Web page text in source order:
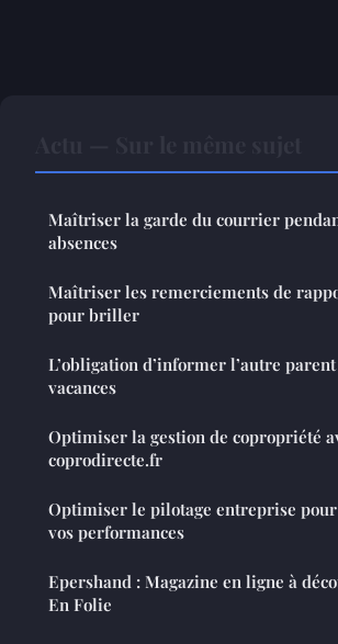
Maîtriser la garde du courrier
absences
Maîtriser les remerciements de
pour briller
L’obligation d’informer l’autre
vacances
Optimiser la gestion de copropriété
coprodirecte.fr
Optimiser le pilotage entreprise
vos performances
Epershand : Magazine en ligne à
En Folie